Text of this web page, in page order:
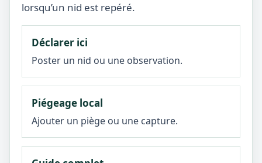
lorsqu’un nid est repéré.
Déclarer ici
Poster un nid ou une observation.
Piégeage local
Ajouter un piège ou une capture.